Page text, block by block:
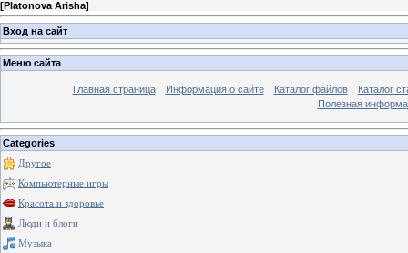
[Platonova Arisha]
Вход на сайт
Меню сайта
Главная страница Информация о сайте Каталог файлов
Каталог
Полезная
Categories
Другое
Компьютерные игры
Красота и здоровье
Люди и блоги
Музыка